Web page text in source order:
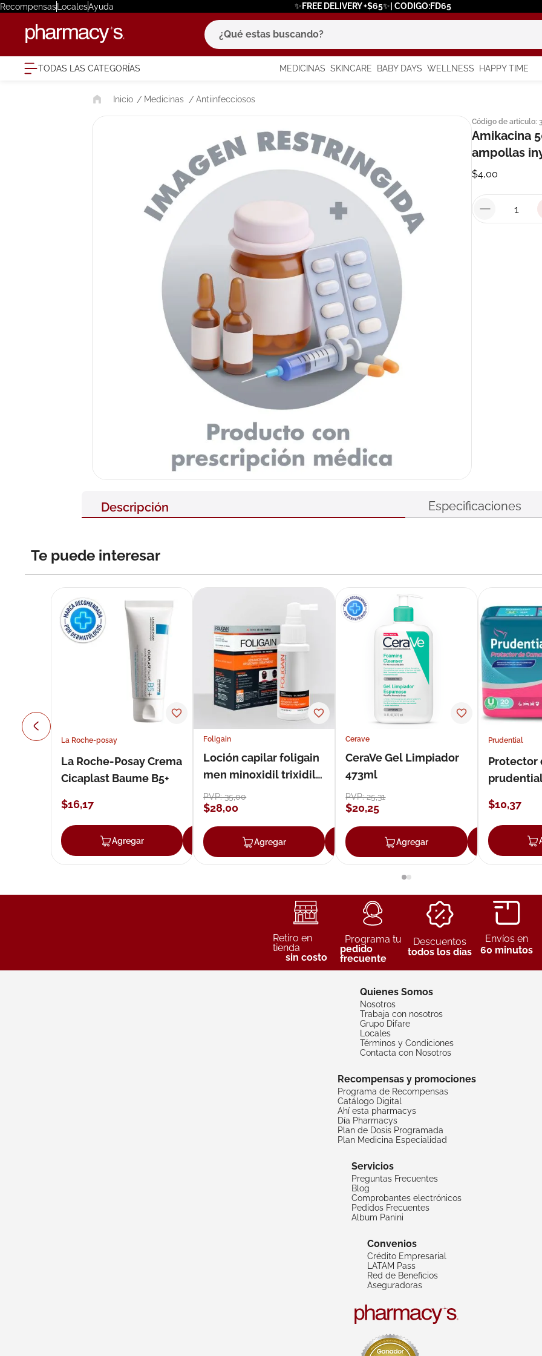
RecompensasLocalesAyuda ✨FREE DELIVERY +$65✨| CODIGO:FD65
¿Qué estas buscando?
TODAS LAS CATEGORÍAS MEDICINAS SKINCARE BABY DAYS WELLNESS HAPPY TIME
Medicinas Antiinfecciosos
Código de artículo:
Amikacina
ampollas
$4,00
Descripción Especificaciones
Te puede interesar
La Roche-posay
La Roche-Posay Crema
Cicaplast Baume B5+
$16,17
Agregar Agregar
Foligain
Loción capilar foligain
men minoxidil trixidil
loción 59 ml
PVP:35,00
$28,00
Agregar Agregar
Cerave
CeraVe Gel Limpiador
473ml
PVP:25,31
$20,25
Agregar
Prudential
Protector
$10,37
Retiro en
tienda
sin costo
Programa tu
pedido
frecuente
Descuentos
todos los días
Envíos en
60 minutos
Quienes Somos
Nosotros
Trabaja con nosotros
Grupo Difare
Locales
Términos y Condiciones
Contacta con Nosotros
Recompensas y promociones
Programa de Recompensas
Catálogo Digital
Ahí esta pharmacys
Día Pharmacys
Plan de Dosis Programada
Plan Medicina Especialidad
Servicios
Preguntas Frecuentes
Blog
Comprobantes electrónicos
Pedidos Frecuentes
Album Panini
Convenios
Crédito Empresarial
LATAM Pass
Red de Beneficios
Aseguradoras
términos más buscados
1. eucerin
3. pilexil
7.
. roche posay
9. isdin
10 pañales